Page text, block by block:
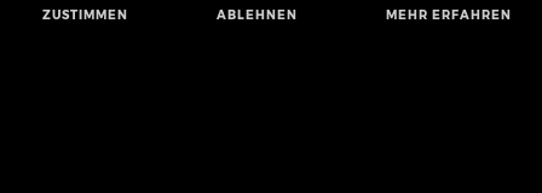
ZUSTIMMEN ABLEHNEN MEHR ERFAHREN